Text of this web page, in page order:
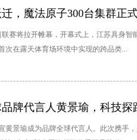
，魔法原子300台集群正
联赛将拉开帷幕，开幕式上，江苏具身
次在露天体育场环境中实现的跨品类...
牌代言人黄景瑜，科技探
黄景瑜成为品牌全球代言人。此次携手